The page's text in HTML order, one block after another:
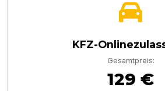
KFZ-
Gesamtpreis:
129 €